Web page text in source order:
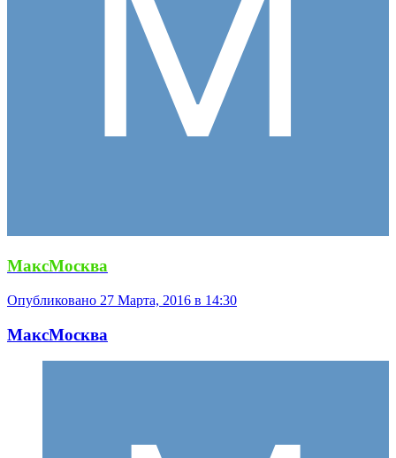
МаксМосква
Опубликовано 27 Марта, 2016 в 14:30
МаксМосква